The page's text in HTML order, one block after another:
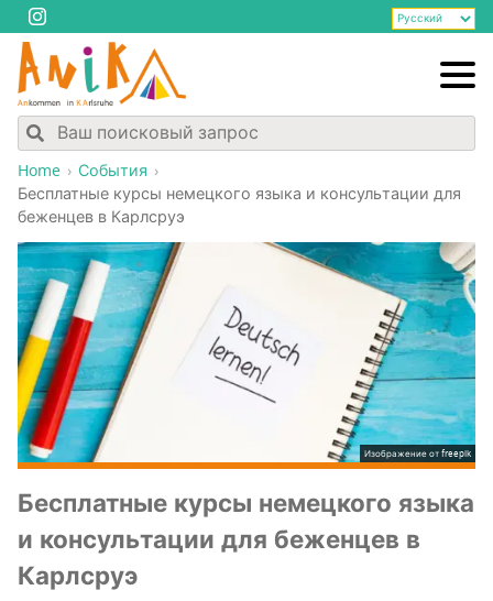
Home
События
Бес­плат­ные кур­сы немец­ко­го язы­ка и кон­суль­та­ции для
бежен­цев в Карлсруэ
Изображение от freepik
Бес­плат­ные кур­сы немец­ко­го язы­ка
и кон­суль­та­ции для бежен­цев в
Карлсруэ